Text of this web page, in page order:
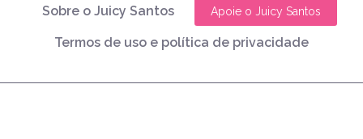
Sobre o Juicy Santos Apoie o Juicy Santos
Termos de uso e política de privacidade